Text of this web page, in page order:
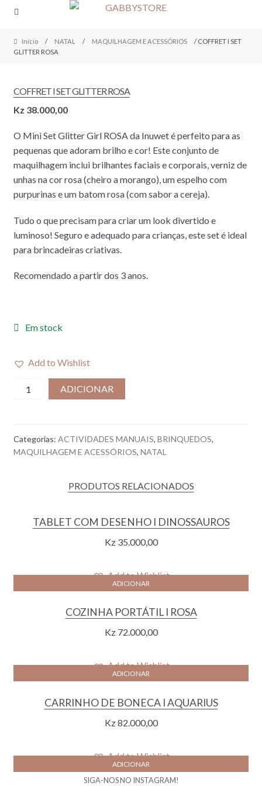
Skip
navigation
Skip
content
Início / NATAL / MAQUILHAGEM E ACESSÓRIOS
/ COFFRET I SET
GLITTER ROSA
COFFRET I SET GLITTER ROSA
Kz 38.000,00
O Mini Set Glitter Girl ROSA da Inuwet é perfeito para as
pequenas que adoram brilho e cor! Este conjunto de
maquilhagem inclui brilhantes faciais e corporais, verniz de
unhas na cor rosa (cheiro a morango), um espelho com
purpurinas e um batom rosa (com sabor a cereja).
Tudo o que precisam para criar um look divertido e
luminoso! Seguro e adequado para crianças, este set é ideal
para brincadeiras criativas.
Recomendado a partir dos 3 anos.
Em stock
Add to Wishlist
Quantidade
SET
GLITTER
ADICIONAR
Categorias: ACTIVIDADES MANUAIS, BRINQUEDOS,
MAQUILHAGEM E ACESSÓRIOS, NATAL
PRODUTOS RELACIONADOS
TABLET COM DESENHO I DINOSSAUROS
Kz35.000,00
Add to Wishlist
ADICIONAR
COZINHA PORTÁTIL I ROSA
Kz72.000,00
Add to Wishlist
ADICIONAR
CARRINHO DE BONECA I AQUARIUS
Kz82.000,00
Add to Wishlist
ADICIONAR
SIGA-NOS NO INSTAGRAM!